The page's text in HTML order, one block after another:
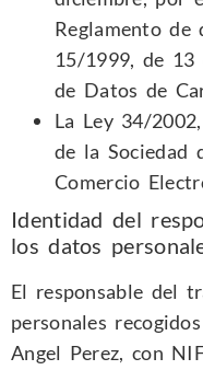
Reglamento de
15/1999, de 13
de Datos de
La Ley 34/
de la Sociedad
Comercio
Identidad del
los datos
El responsable del
personales
Angel Perez, con